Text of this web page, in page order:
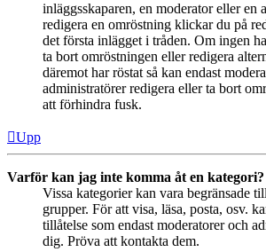
inläggsskaparen, en moderator eller en
redigera en omröstning klickar du på
det första inlägget i tråden. Om ingen
ta bort omröstningen eller redigera
däremot har röstat så kan endast
administratörer redigera eller ta bort
att förhindra fusk.
Upp
Varför kan jag inte komma åt en kategori?
Vissa kategorier kan vara begränsade
grupper. För att visa, läsa, posta, osv.
tillåtelse som endast moderatorer och
dig. Pröva att kontakta dem.